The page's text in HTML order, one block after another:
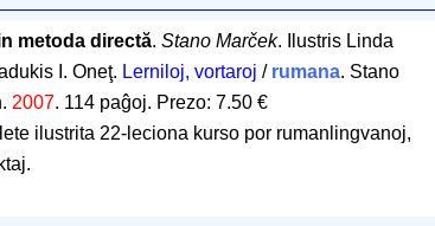
metoda directă. Stano Marček. Ilustris Linda
I. Oneţ. Lerniloj, vortaroj / rumana. Stano
2007. 114 paĝoj. Prezo: 7.50 €
ilustrita 22-leciona kurso por rumanlingvanoj,